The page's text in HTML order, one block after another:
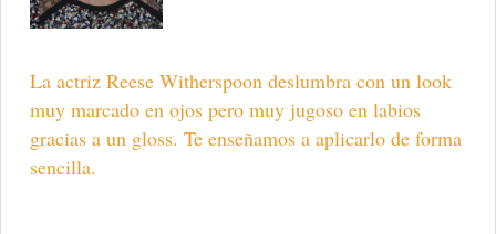
La actriz Reese Witherspoon deslumbra con un look
muy marcado en ojos pero muy jugoso en labios
gracias a un gloss. Te enseñamos a aplicarlo de forma
sencilla.